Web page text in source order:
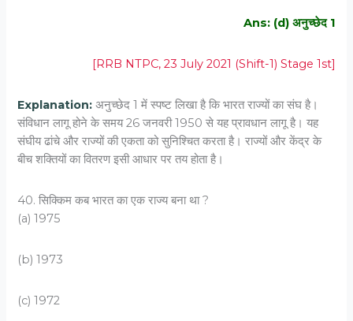
Ans: (d) अनुच्छेद 1
[RRB NTPC, 23 July 2021 (Shift-1) Stage 1st]
Explanation: अनुच्छेद 1 में स्पष्ट लिखा है कि भारत राज्यों का संघ है।
संविधान लागू होने के समय 26 जनवरी 1950 से यह प्रावधान लागू है। यह
संघीय ढांचे और राज्यों की एकता को सुनिश्चित करता है। राज्यों और केंद्र के
बीच शक्तियों का वितरण इसी आधार पर तय होता है।
40. सिक्किम कब भारत का एक राज्य बना था ?
(a) 1975
(b) 1973
(c) 1972